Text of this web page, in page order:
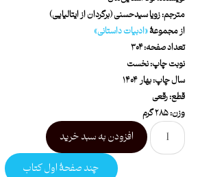
مترجم: زویا سیدحسنی (برگردان از ایتالیایی)
از مجموعۀ«ادبیات داستانی»
تعداد صفحه: ۳۰۴
نوبت چاپ: نخست
سال چاپ: بهار ۱۴۰۴
قطع: رقعی
وزن: ۲۸۵ گرم
افزودن به سبد خرید
چند صفحۀ اول کتاب